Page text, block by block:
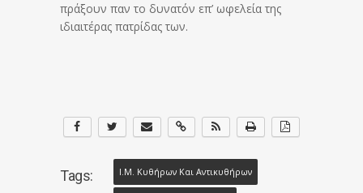
πράξουν παν το δυνατόν επ’ ωφελεία της
ιδιαιτέρας πατρίδας των.
Tags: Ι.Μ. Κυθήρων Και Αντικυθήρων